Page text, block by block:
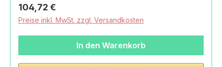
MonateMachart/StilSchöllner Bollerwagen aus
hochwertigem Holzgeölte
OberflächeHerkunftMade in GermanyAngaben
zum Hersteller (Informationspflichten zur GPSR
Produktsicherheitsverordnung) Roland
Regulärer Preis:
104,72 €
Preise inkl. MwSt. zzgl. Versandkosten
In den Warenkorb